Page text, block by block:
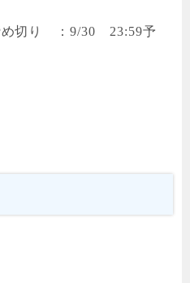
め切り ：9/30 23:59予